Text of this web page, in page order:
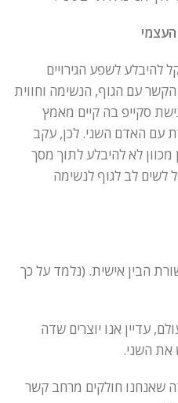
העצמי
להיבלע לשפע הגירויים
עם הגוף, הנשימה וחווית
סקייפ בה קיים מאמץ
עם האדם השני. לכן, עקב
לא להיבלע לתוך מסך
לשים לב לגוף לנשימה
הבין אישית. (נלמד על כך
עדיין אנו יוצרים שדה
את השני.
שאנחנו חולקים מרחב קשר